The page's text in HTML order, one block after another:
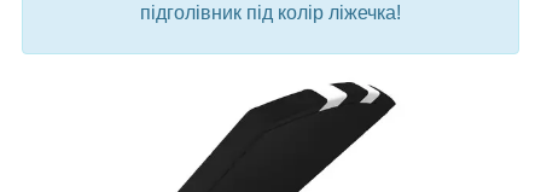
підголівник під колір ліжечка!